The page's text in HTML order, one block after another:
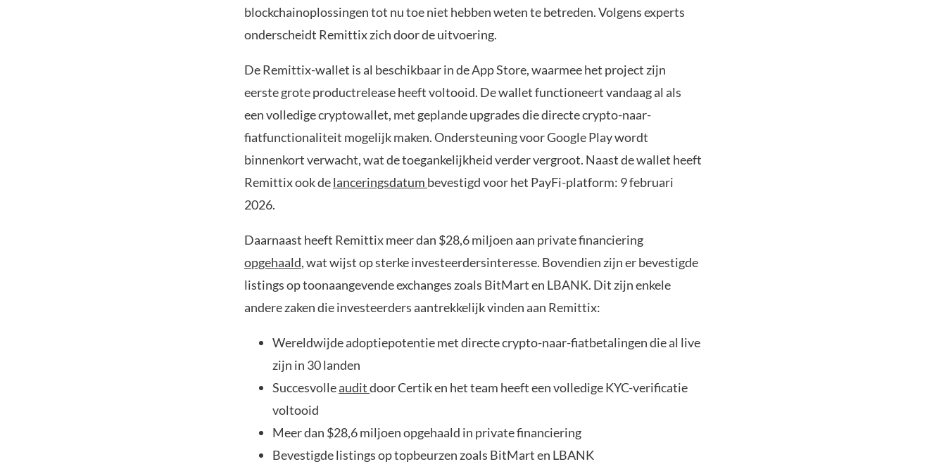
blockchainoplossingen tot nu toe niet hebben weten te betreden. Volgens experts
onderscheidt Remittix zich door de uitvoering.
De Remittix-wallet is al beschikbaar in de App Store, waarmee het project zijn
eerste grote productrelease heeft voltooid. De wallet functioneert vandaag al als
een volledige cryptowallet, met geplande upgrades die directe crypto-naar-
fiatfunctionaliteit mogelijk maken. Ondersteuning voor Google Play wordt
binnenkort verwacht, wat de toegankelijkheid verder vergroot. Naast de wallet heeft
Remittix ook delanceringsdatum bevestigd voor het PayFi-platform: 9 februari
2026.
Daarnaast heeft Remittix meer dan $28,6 miljoen aan private financiering
opgehaald, wat wijst op sterke investeerdersinteresse. Bovendien zijn er bevestigde
listings op toonaangevende exchanges zoals BitMart en LBANK. Dit zijn enkele
andere zaken die investeerders aantrekkelijk vinden aan Remittix:
Wereldwijde adoptiepotentie met directe crypto-naar-fiatbetalingen die al live
zijn in 30 landen
Succesvolleauditdoor Certik en het team heeft een volledige KYC-verificatie
voltooid
Meer dan $28,6 miljoen opgehaald in private financiering
Bevestigde listings op topbeurzen zoals BitMart en LBANK